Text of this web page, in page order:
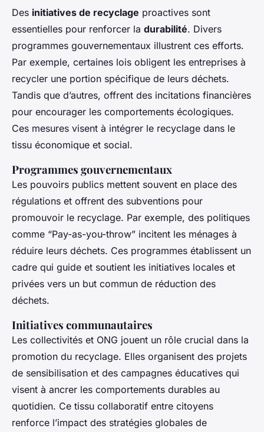
Des initiatives de recyclage proactives sont
essentielles pour renforcer la durabilité. Divers
programmes gouvernementaux illustrent ces efforts.
Par exemple, certaines lois obligent les entreprises à
recycler une portion spécifique de leurs déchets.
Tandis que d’autres, offrent des incitations financières
pour encourager les comportements écologiques.
Ces mesures visent à intégrer le recyclage dans le
tissu économique et social.
Programmes gouvernementaux
Les pouvoirs publics mettent souvent en place des
régulations et offrent des subventions pour
promouvoir le recyclage. Par exemple, des politiques
comme “Pay-as-you-throw” incitent les ménages à
réduire leurs déchets. Ces programmes établissent un
cadre qui guide et soutient les initiatives locales et
privées vers un but commun de réduction des
déchets.
Initiatives communautaires
Les collectivités et ONG jouent un rôle crucial dans la
promotion du recyclage. Elles organisent des projets
de sensibilisation et des campagnes éducatives qui
visent à ancrer les comportements durables au
quotidien. Ce tissu collaboratif entre citoyens
renforce l’impact des stratégies globales de